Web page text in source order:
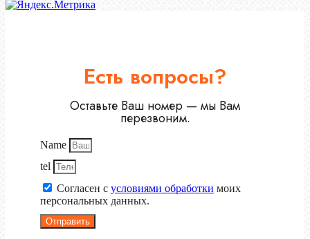
Есть вопросы?
Оставьте Ваш номер — мы Вам
перезвоним.
Name
tel
Согласен с условиями обработки моих
персональных данных.
Отправить